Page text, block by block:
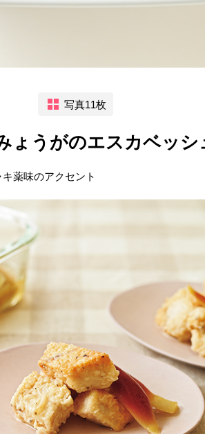
写真11枚
ょうがのエスカベッシ
薬味のアクセント